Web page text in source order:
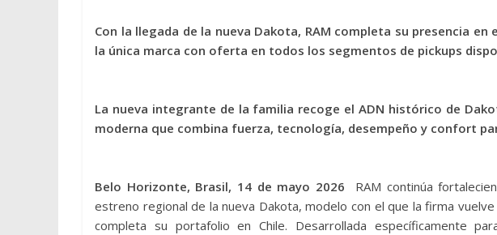
Con la llegada de la nueva Dakota, RAM completa su presencia
la única marca con oferta en todos los segmentos de pickups
La nueva integrante de la familia recoge el ADN histórico de
moderna que combina fuerza, tecnología, desempeño y confort
Belo Horizonte, Brasil, 14 de mayo 2026
RAM continúa
estreno regional de la nueva Dakota, modelo con el que la firma
completa su portafolio en Chile. Desarrollada específicamente